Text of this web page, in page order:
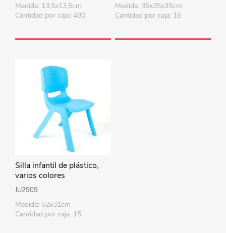
Medida: 13,5x13,5cm
Cantidad por caja: 480
Medida: 35x35x35cm
Cantidad por caja: 16
Silla infantil de plástico,
varios colores
JU2909
Medida: 52x31cm
Cantidad por caja: 15